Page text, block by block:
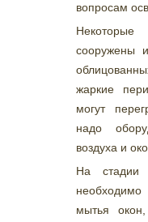
вопросам
сооружены
жаркие
могут
надо
воздуха и
На стадии
мытья